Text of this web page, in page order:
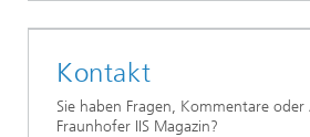
Kontakt
Sie haben Fragen, Kommentare
Fraunhofer IIS Magazin?